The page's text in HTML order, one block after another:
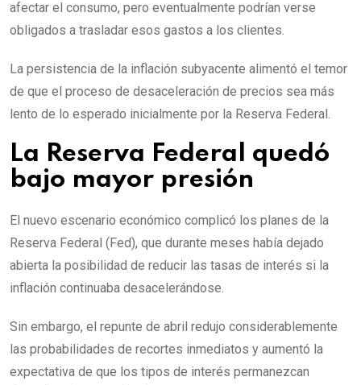
afectar el consumo, pero eventualmente podrían verse
obligados a trasladar esos gastos a los clientes.
La persistencia de la inflación subyacente alimentó el temor
de que el proceso de desaceleración de precios sea más
lento de lo esperado inicialmente por la Reserva Federal.
La Reserva Federal quedó
bajo mayor presión
El nuevo escenario económico complicó los planes de la
Reserva Federal (Fed), que durante meses había dejado
abierta la posibilidad de reducir las tasas de interés si la
inflación continuaba desacelerándose.
Sin embargo, el repunte de abril redujo considerablemente
las probabilidades de recortes inmediatos y aumentó la
expectativa de que los tipos de interés permanezcan